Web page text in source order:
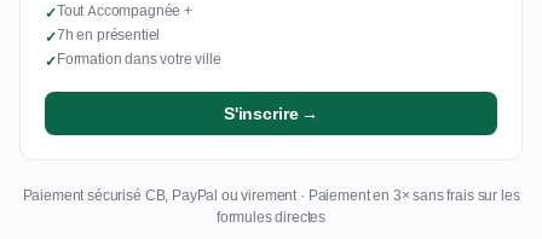
✓Tout Accompagnée +
✓7h en présentiel
✓Formation dans votre ville
S'inscrire →
Paiement sécurisé CB, PayPal ou virement · Paiement en 3× sans frais sur les
formules directes